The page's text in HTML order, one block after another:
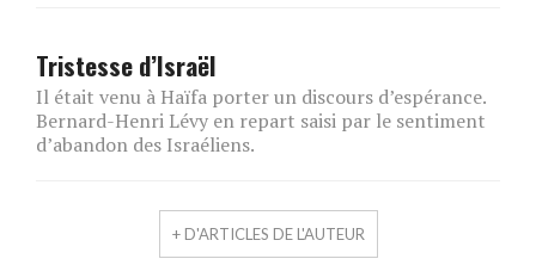
Tristesse d’Israël
Il était venu à Haïfa porter un discours d’espérance.
Bernard-Henri Lévy en repart saisi par le sentiment
d’abandon des Israéliens.
+ D'ARTICLES DE L'AUTEUR